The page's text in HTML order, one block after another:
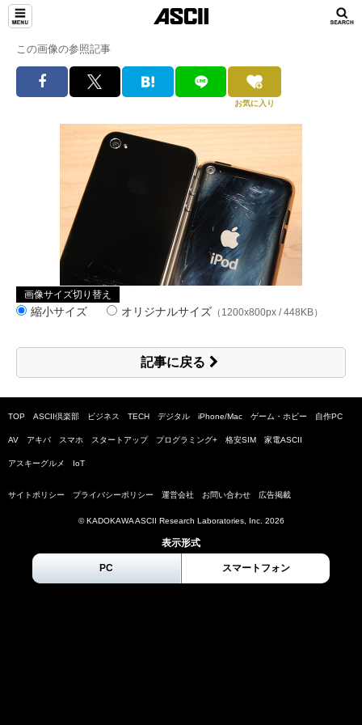
この画像の参照記事
お気に入り
画像サイズ切り替え
縮小サイズ オリジナルサイズ （1200x800px / 448KB）
記事に戻る
TOP ASCII倶楽部 ビジネス TECH デジタル iPhone/Mac ゲーム・ホビー 自作PC
AV アキバ スマホ スタートアップ プログラミング+ 格安SIM 家電ASCII
アスキーグルメ IoT
サイトポリシー プライバシーポリシー 運営会社 お問い合わせ 広告掲載
© KADOKAWA ASCII Research Laboratories, Inc. 2026
表示形式
PC スマートフォン